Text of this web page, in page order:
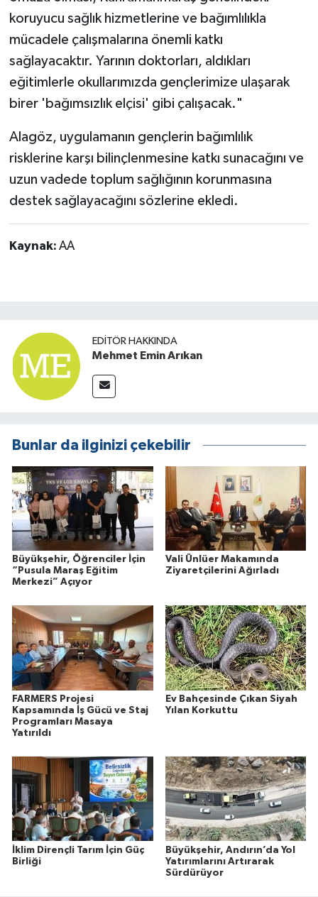
koruyucu sağlık hizmetlerine ve bağımlılıkla
mücadele çalışmalarına önemli katkı
sağlayacaktır. Yarının doktorları, aldıkları
eğitimlerle okullarımızda gençlerimize ulaşarak
birer 'bağımsızlık elçisi' gibi çalışacak."
Alagöz, uygulamanın gençlerin bağımlılık
risklerine karşı bilinçlenmesine katkı sunacağını ve
uzun vadede toplum sağlığının korunmasına
destek sağlayacağını sözlerine ekledi.
Kaynak: AA
EDITÖR HAKKINDA
Mehmet Emin Arıkan
Bunlar da ilginizi çekebilir
Büyükşehir, Öğrenciler İçin
“Pusula Maraş Eğitim
Merkezi” Açıyor
Vali Ünlüer Makamında
Ziyaretçilerini Ağırladı
FARMERS Projesi
Kapsamında İş Gücü ve Staj
Programları Masaya
Yatırıldı
Ev Bahçesinde Çıkan Siyah
Yılan Korkuttu
İklim Dirençli Tarım İçin Güç
Birliği
Büyükşehir, Andırın’da Yol
Yatırımlarını Artırarak
Sürdürüyor